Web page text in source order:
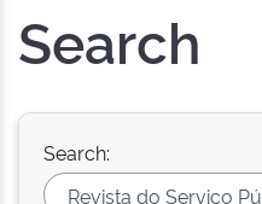
Search
Search: